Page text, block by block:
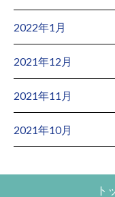
2022年1月
2021年12月
2021年11月
2021年10月
ト